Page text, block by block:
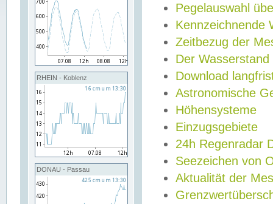
RHEIN - Koblenz
DONAU - Passau
Pegelauswahl
Kennzeichnende
Zeitbezug der
Der Wasserstand
Download
Astronomische
Höhensysteme
Einzugsgebiete
24h Regenradar
Seezeichen von
Aktualität der